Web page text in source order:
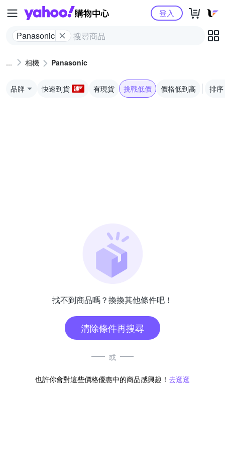
Yahoo購物中心
Panasonic
登入
相機 Panasonic
品牌 快速到貨 有現貨 挑戰低價 價格低到高 排序
找不到商品嗎？換換其他條件吧！
清除條件再搜尋
或
也許你會對這些價格優惠中的商品感興趣！ 去逛逛